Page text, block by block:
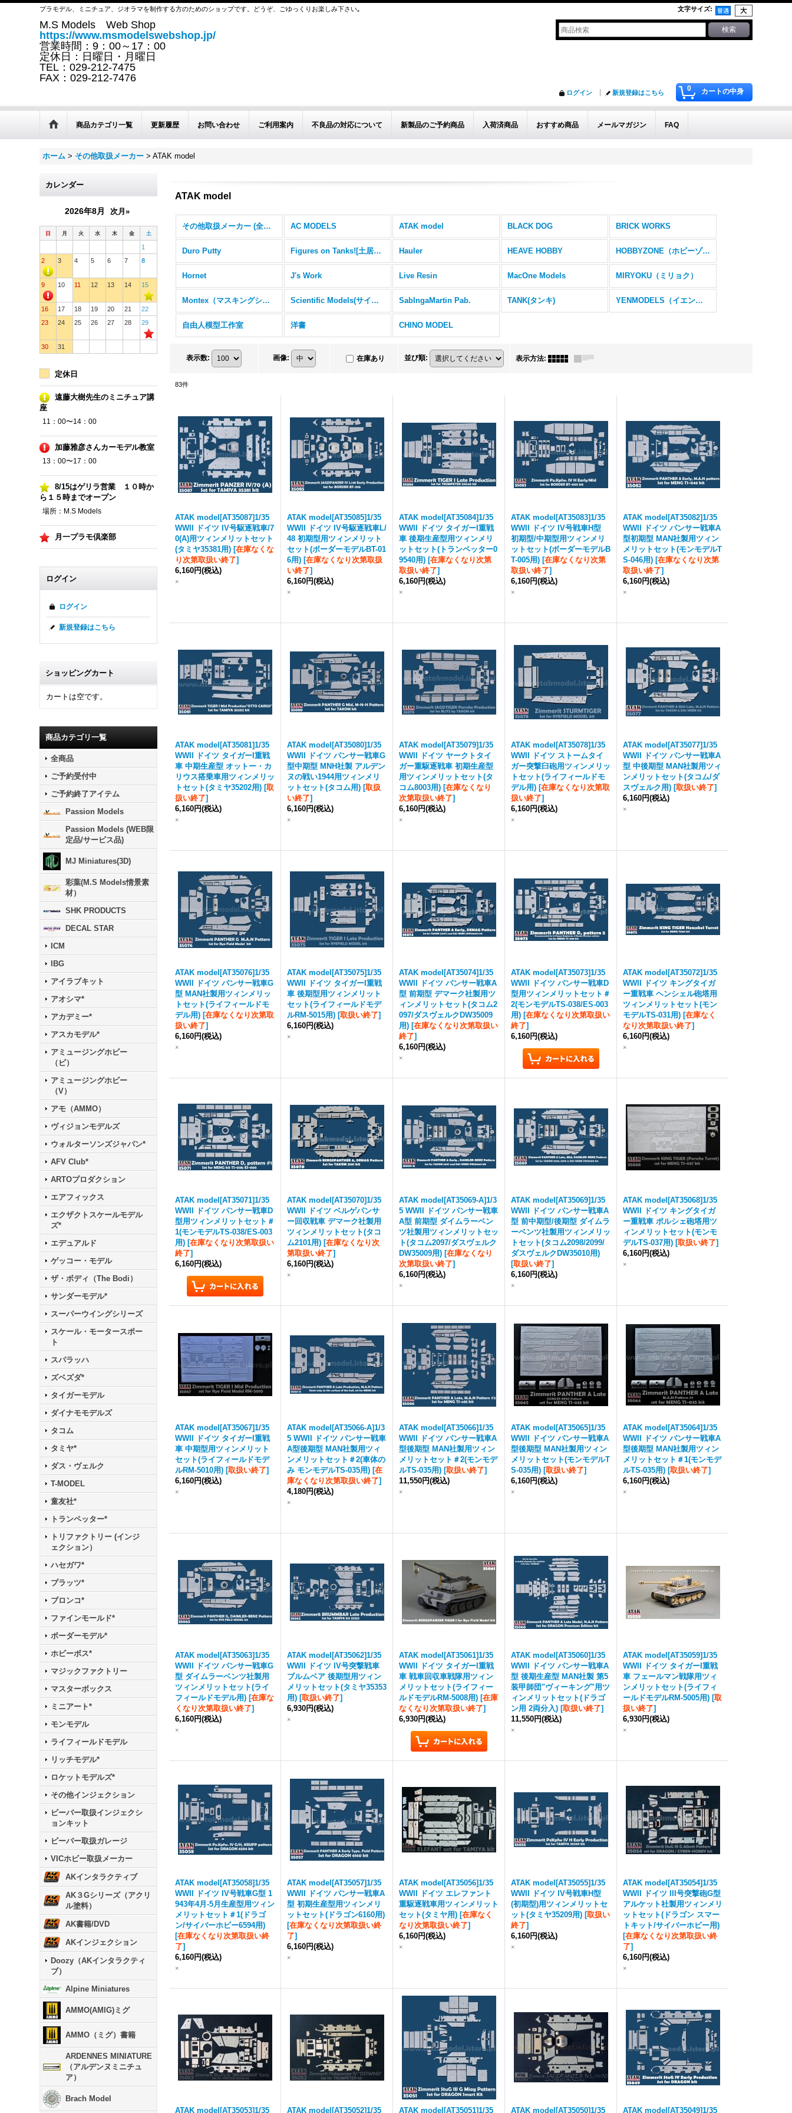
プラモデル、ミニチュア、ジオラマを制作する方のためのショップです。どうぞ、ごゆっくりお楽しみ下さい｡ 文字サイズ:
M.S Models Web Shop
https://www.msmodelswebshop.jp/
営業時間：9：00～17：00
定休日：日曜日・月曜日
TEL：029-212-7475
FAX：029-212-7476
0 カートの中身
ログイン 新規登録はこちら
商品カテゴリ一覧 更新履歴 お問い合わせ ご利用案内 不良品の対応について 新製品のご予約商品 入荷済商品 おすすめ商品 メールマガジン FAQ
ホーム > その他取扱メーカー > ATAK model
カレンダー
2026年8月 次月»
日 月 火 水 木 金 土
1
2
3 4 5 6 7 8
9 10 11 12 13 14 15
16 17 18 19 20 21
22
23
24 25 26 27 28 29
30 31
定休日
遠藤大樹先生のミニチュア講
座
11：00〜14：00
加藤雅彦さんカーモデル教室
13：00〜17：00
8/15はゲリラ営業 １０時か
ら１５時までオープン
場所：M.S Models
月一プラモ倶楽部
ログイン
ログイン
新規登録はこちら
ショッピングカート
カートは空です。
商品カテゴリ一覧
全商品
ご予約受付中
ご予約終了アイテム
Passion Models
Passion Models (WEB限
定品/サービス品)
MJ Miniatures(3D)
彩葉(M.S Models情景素
材）
SHK PRODUCTS
DECAL STAR
ICM
IBG
アイラブキット
アオシマ*
アカデミー*
アスカモデル*
アミュージングホビー
（ビ）
アミュージングホビー
（V）
アモ（AMMO）
ヴィジョンモデルズ
ウォルターソンズジャパン*
AFV Club*
ARTOプロダクション
エアフィックス
エクザクトスケールモデル
ズ*
エデュアルド
ゲッコー・モデル
ザ・ボディ（The Bodi）
サンダーモデル*
スーパーウイングシリーズ
スケール・モータースポー
ト
スパラッハ
ズベズダ*
タイガーモデル
ダイナモモデルズ
タコム
タミヤ*
ダス・ヴェルク
T-MODEL
童友社*
トランペッター*
トリファクトリー (インジ
ェクション）
ハセガワ*
プラッツ*
ブロンコ*
ファインモールド*
ボーダーモデル*
ホビーボス*
マジックファクトリー
マスターボックス
ミニアート*
モンモデル
ライフィールドモデル
リッチモデル*
ロケットモデルズ*
その他インジェクション
ビーバー取扱インジェクシ
ョンキット
ビーバー取扱ガレージ
VICホビー取扱メーカー
AKインタラクティブ
AK３Gシリーズ（アクリ
ル塗料）
AK書籍/DVD
AKインジェクション
Doozy（AKインタラクティ
ブ）
Alpine Miniatures
AMMO(AMIG)ミグ
AMMO（ミグ）書籍
ARDENNES MINIATURE
（アルデンヌミニチュ
ア）
Brach Model
ATAK model
その他取扱メーカー (全商品) AC MODELS ATAK model BLACK DOG BRICK WORKS
Duro Putty Figures on Tanks![土居雅博氏製作フィギュア] Hauler HEAVE HOBBY HOBBYZONE（ホビーゾーン）
Hornet J's Work Live Resin MacOne Models MIRYOKU（ミリョク）
Montex（マスキングシール） Scientific Models(サイエンティフィックモデルズ) SabIngaMartin Pab. TANK(タンキ) YENMODELS（イエンモデル）
自由人模型工作室 洋書 CHINO MODEL
表示数: 画像: 在庫あり 並び順: 表示方法:
83件
ATAK model[AT35087]1/35
WWII ドイツ IV号駆逐戦車/7
0(A)用ツィンメリットセット
(タミヤ35381用) [在庫なくな
り次第取扱い終了]
6,160円(税込)
×
ATAK model[AT35085]1/35
WWII ドイツ IV号駆逐戦車L/
48 初期型用ツィンメリット
セット(ボーダーモデルBT-01
6用) [在庫なくなり次第取扱
い終了]
6,160円(税込)
×
ATAK model[AT35084]1/35
WWII ドイツ タイガーI重戦
車 後期生産型用ツィンメリ
ットセット(トランペッター0
9540用) [在庫なくなり次第
取扱い終了]
6,160円(税込)
×
ATAK model[AT35083]1/35
WWII ドイツ IV号戦車H型
初期型/中期型用ツィンメリ
ットセット(ボーダーモデルB
T-005用) [在庫なくなり次第
取扱い終了]
6,160円(税込)
×
ATAK model[AT35082]1/35
WWII ドイツ パンサー戦車A
型初期型 MAN社製用ツィン
メリットセット(モンモデルT
S-046用) [在庫なくなり次第
取扱い終了]
6,160円(税込)
×
ATAK model[AT35081]1/35
WWII ドイツ タイガーI重戦
車 中期生産型 オットー・カ
リウス搭乗車用ツィンメリッ
トセット(タミヤ35202用) [取
扱い終了]
6,160円(税込)
×
ATAK model[AT35080]1/35
WWII ドイツ パンサー戦車G
型中期型 MNH社製 アルデン
ヌの戦い1944用ツィンメリ
ットセット(タコム用) [取扱
い終了]
6,160円(税込)
×
ATAK model[AT35079]1/35
WWII ドイツ ヤークトタイ
ガー重駆逐戦車 初期生産型
用ツィンメリットセット(タ
コム8003用) [在庫なくなり
次第取扱い終了]
6,160円(税込)
×
ATAK model[AT35078]1/35
WWII ドイツ ストームタイ
ガー突撃臼砲用ツィンメリッ
トセット(ライフィールドモ
デル用) [在庫なくなり次第取
扱い終了]
6,160円(税込)
×
ATAK model[AT35077]1/35
WWII ドイツ パンサー戦車A
型 中後期型 MAN社製用ツィ
ンメリットセット(タコム/ダ
スヴェルク用) [取扱い終了]
6,160円(税込)
×
ATAK model[AT35076]1/35
WWII ドイツ パンサー戦車G
型 MAN社製用ツィンメリッ
トセット(ライフィールドモ
デル用) [在庫なくなり次第取
扱い終了]
6,160円(税込)
×
ATAK model[AT35075]1/35
WWII ドイツ タイガーI重戦
車 後期型用ツィンメリット
セット(ライフィールドモデ
ルRM-5015用) [取扱い終了]
6,160円(税込)
×
ATAK model[AT35074]1/35
WWII ドイツ パンサー戦車A
型 前期型 デマーク社製用ツ
ィンメリットセット(タコム2
097/ダスヴェルクDW35009
用) [在庫なくなり次第取扱い
終了]
6,160円(税込)
×
ATAK model[AT35073]1/35
WWII ドイツ パンサー戦車D
型用ツィンメリットセット＃
2(モンモデルTS-038/ES-003
用) [在庫なくなり次第取扱い
終了]
6,160円(税込)
ATAK model[AT35072]1/35
WWII ドイツ キングタイガ
ー重戦車 ヘンシェル砲塔用
ツィンメリットセット(モン
モデルTS-031用) [在庫なく
なり次第取扱い終了]
6,160円(税込)
×
ATAK model[AT35071]1/35
WWII ドイツ パンサー戦車D
型用ツィンメリットセット＃
1(モンモデルTS-038/ES-003
用) [在庫なくなり次第取扱い
終了]
6,160円(税込)
ATAK model[AT35070]1/35
WWII ドイツ ベルゲパンサ
ー回収戦車 デマーク社製用
ツィンメリットセット(タコ
ム2101用) [在庫なくなり次
第取扱い終了]
6,160円(税込)
×
ATAK model[AT35069-A]1/3
5 WWII ドイツ パンサー戦車
A型 前期型 ダイムラーベン
ツ社製用ツィンメリットセッ
ト(タコム2097/ダスヴェルク
DW35009用) [在庫なくなり
次第取扱い終了]
6,160円(税込)
×
ATAK model[AT35069]1/35
WWII ドイツ パンサー戦車A
型 前中期型/後期型 ダイムラ
ーベンツ社製用ツィンメリッ
トセット(タコム2098/2099/
ダスヴェルクDW35010用)
[取扱い終了]
6,160円(税込)
×
ATAK model[AT35068]1/35
WWII ドイツ キングタイガ
ー重戦車 ポルシェ砲塔用ツ
ィンメリットセット(モンモ
デルTS-037用) [取扱い終了]
6,160円(税込)
×
ATAK model[AT35067]1/35
WWII ドイツ タイガーI重戦
車 中期型用ツィンメリット
セット(ライフィールドモデ
ルRM-5010用) [取扱い終了]
6,160円(税込)
×
ATAK model[AT35066-A]1/3
5 WWII ドイツ パンサー戦車
A型後期型 MAN社製用ツィ
ンメリットセット＃2(車体の
み モンモデルTS-035用) [在
庫なくなり次第取扱い終了]
4,180円(税込)
×
ATAK model[AT35066]1/35
WWII ドイツ パンサー戦車A
型後期型 MAN社製用ツィン
メリットセット＃2(モンモデ
ルTS-035用) [取扱い終了]
11,550円(税込)
×
ATAK model[AT35065]1/35
WWII ドイツ パンサー戦車A
型後期型 MAN社製用ツィン
メリットセット(モンモデルT
S-035用) [取扱い終了]
6,160円(税込)
×
ATAK model[AT35064]1/35
WWII ドイツ パンサー戦車A
型後期型 MAN社製用ツィン
メリットセット＃1(モンモデ
ルTS-035用) [取扱い終了]
6,160円(税込)
×
ATAK model[AT35063]1/35
WWII ドイツ パンサー戦車G
型 ダイムラーベンツ社製用
ツィンメリットセット(ライ
フィールドモデル用) [在庫な
くなり次第取扱い終了]
6,160円(税込)
×
ATAK model[AT35062]1/35
WWII ドイツ IV号突撃戦車
ブルムベア 後期型用ツィン
メリットセット(タミヤ35353
用) [取扱い終了]
6,930円(税込)
×
ATAK model[AT35061]1/35
WWII ドイツ タイガーI重戦
車 戦車回収車戦隊用ツィン
メリットセット(ライフィー
ルドモデルRM-5008用) [在庫
なくなり次第取扱い終了]
6,930円(税込)
ATAK model[AT35060]1/35
WWII ドイツ パンサー戦車A
型 後期生産型 MAN社製 第5
装甲師団"ヴィーキング"用ツ
ィンメリットセット(ドラゴ
ン用 2両分入) [取扱い終了]
11,550円(税込)
×
ATAK model[AT35059]1/35
WWII ドイツ タイガーI重戦
車 フェールマン戦隊用ツィ
ンメリットセット(ライフィ
ールドモデルRM-5005用) [取
扱い終了]
6,930円(税込)
×
ATAK model[AT35058]1/35
WWII ドイツ IV号戦車G型 1
943年4月-5月生産型用ツィン
メリットセット＃1(ドラゴ
ン/サイバーホビー6594用)
[在庫なくなり次第取扱い終
了]
6,160円(税込)
×
ATAK model[AT35057]1/35
WWII ドイツ パンサー戦車A
型 初期生産型用ツィンメリ
ットセット(ドラゴン6160用)
[在庫なくなり次第取扱い終
了]
6,160円(税込)
×
ATAK model[AT35056]1/35
WWII ドイツ エレファント
重駆逐戦車用ツィンメリット
セット(タミヤ用) [在庫なく
なり次第取扱い終了]
6,160円(税込)
×
ATAK model[AT35055]1/35
WWII ドイツ IV号戦車H型
(初期型)用ツィンメリットセ
ット(タミヤ35209用) [取扱い
終了]
6,160円(税込)
×
ATAK model[AT35054]1/35
WWII ドイツ III号突撃砲G型
アルケット社製用ツィンメリ
ットセット(ドラゴン スマー
トキット/サイバーホビー用)
[在庫なくなり次第取扱い終
了]
6,160円(税込)
×
ATAK model[AT35053]1/35 ATAK model[AT35052]1/35 ATAK model[AT35051]1/35 ATAK model[AT35050]1/35 ATAK model[AT35049]1/35